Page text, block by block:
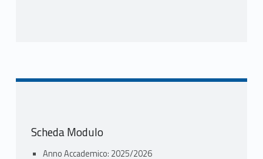
Scheda Modulo
Anno Accademico: 2025/2026